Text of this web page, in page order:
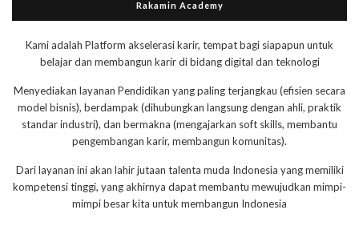
Rakamin Academy
Kami adalah Platform akselerasi karir, tempat bagi siapapun untuk
belajar dan membangun karir di bidang digital dan teknologi
Menyediakan layanan Pendidikan yang paling terjangkau (efisien secara
model bisnis), berdampak (dihubungkan langsung dengan ahli, praktik
standar industri), dan bermakna (mengajarkan soft skills, membantu
pengembangan karir, membangun komunitas).
Dari layanan ini akan lahir jutaan talenta muda Indonesia yang memiliki
kompetensi tinggi, yang akhirnya dapat membantu mewujudkan mimpi-
mimpi besar kita untuk membangun Indonesia